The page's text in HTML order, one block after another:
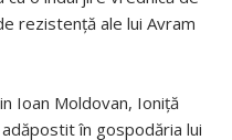
rezistenţă ale lui Avram
Ioan Moldovan, Ioniţă
în gospodăria lui